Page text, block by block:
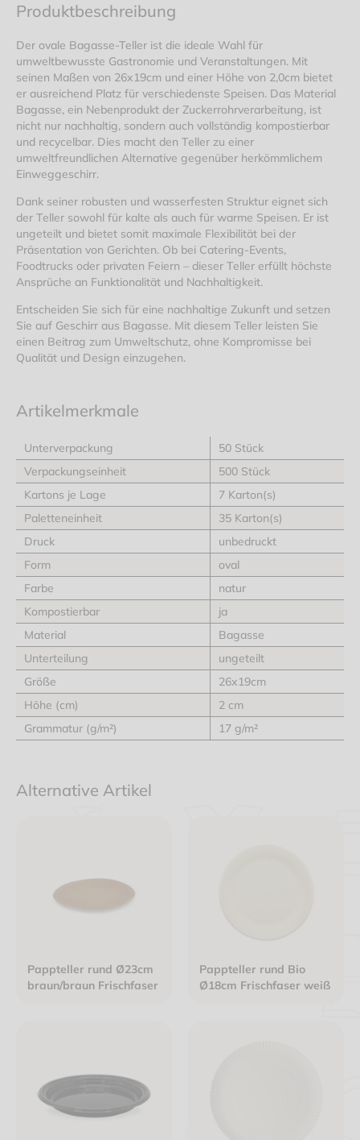
Produktbeschreibung
Der ovale Bagasse-Teller ist die ideale Wahl für
umweltbewusste Gastronomie und Veranstaltungen. Mit
seinen Maßen von 26x19cm und einer Höhe von 2,0cm bietet
er ausreichend Platz für verschiedenste Speisen. Das Material
Bagasse, ein Nebenprodukt der Zuckerrohrverarbeitung, ist
nicht nur nachhaltig, sondern auch vollständig kompostierbar
und recycelbar. Dies macht den Teller zu einer
umweltfreundlichen Alternative gegenüber herkömmlichem
Einweggeschirr.
Dank seiner robusten und wasserfesten Struktur eignet sich
der Teller sowohl für kalte als auch für warme Speisen. Er ist
ungeteilt und bietet somit maximale Flexibilität bei der
Präsentation von Gerichten. Ob bei Catering-Events,
Foodtrucks oder privaten Feiern – dieser Teller erfüllt höchste
Ansprüche an Funktionalität und Nachhaltigkeit.
Entscheiden Sie sich für eine nachhaltige Zukunft und setzen
Sie auf Geschirr aus Bagasse. Mit diesem Teller leisten Sie
einen Beitrag zum Umweltschutz, ohne Kompromisse bei
Qualität und Design einzugehen.
Artikelmerkmale
Unterverpackung
50 Stück
Verpackungseinheit
500 Stück
Kartons je Lage
7 Karton(s)
Paletteneinheit
35 Karton(s)
Druck
unbedruckt
Form
oval
Farbe
natur
Kompostierbar
ja
Material
Bagasse
Unterteilung
ungeteilt
Größe
26x19cm
Höhe (cm)
2 cm
Grammatur (g/m²)
17 g/m²
Alternative Artikel
Pappteller rund Ø23cm
braun/braun Frischfaser
Pappteller rund Bio
Ø18cm Frischfaser weiß